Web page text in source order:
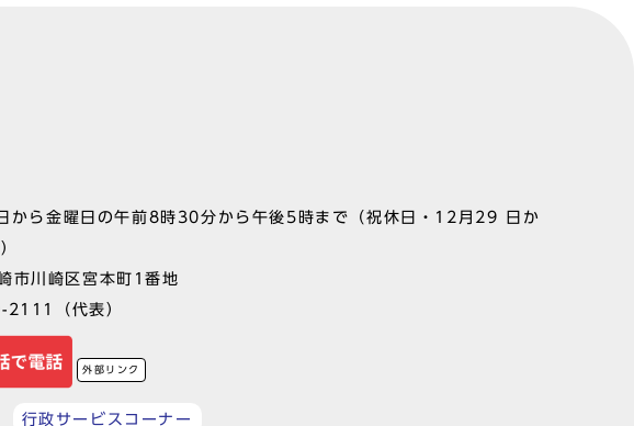
から金曜日の午前8時30分から午後5時まで（祝休日・12月29 日か
市川崎区宮本町1番地
2111 （代表）
外部リンク
行政サービスコーナー